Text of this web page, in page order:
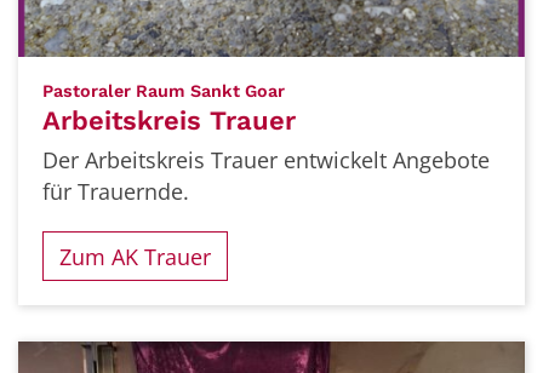
Pastoraler Raum Sankt Goar:
Arbeitskreis Trauer
Der Arbeitskreis Trauer entwickelt Angebote
für Trauernde.
Zum AK Trauer